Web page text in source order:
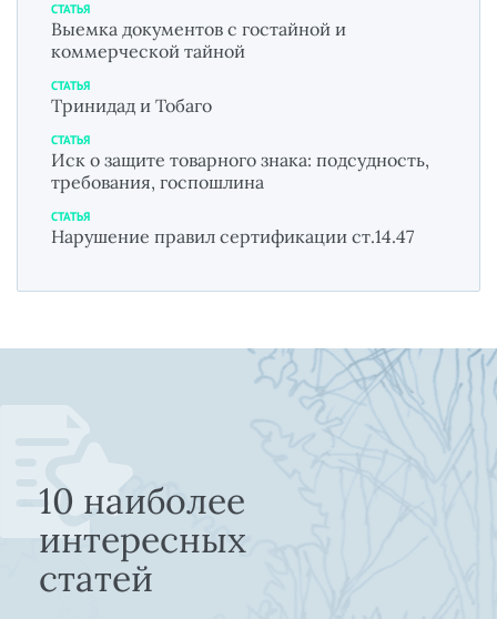
СТАТЬЯ
Выемка документов с гостайной и
коммерческой тайной
СТАТЬЯ
Тринидад и Тобаго
СТАТЬЯ
Иск о защите товарного знака: подсудность,
требования, госпошлина
СТАТЬЯ
Нарушение правил сертификации ст.14.47
10 наиболее
интересных
статей